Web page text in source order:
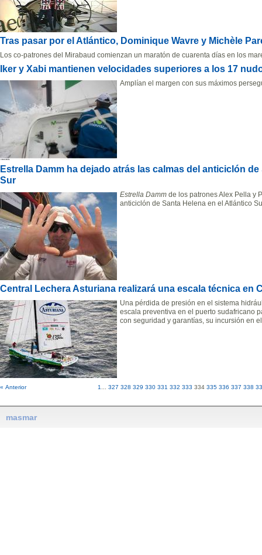
Tras pasar por el Atlántico, Dominique Wavre y Michèle
Los co-patrones del Mirabaud comienzan un maratón de cuarenta días en los
Iker y Xabi mantienen velocidades superiores a los 17
Amplían el margen con sus máximos
Estrella Damm ha dejado atrás las calmas del anticiclón
Sur
Estrella Damm de los patrones Alex Pella y
anticiclón de Santa Helena en el Atlántico
Central Lechera Asturiana realizará una escala técnica en
Una pérdida de presión en el sistema
escala preventiva en el puerto sudafricano
con seguridad y garantías, su incursión en
« Anterior 1... 327 328 329 330 331 332 333 334 335 336 337 338
masmar